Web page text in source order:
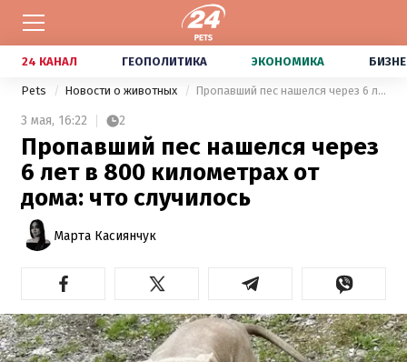
24 КАНАЛ ГЕОПОЛИТИКА ЭКОНОМИКА
Pets Новости о животных Пропавший пес нашелся через 6 лет в 800 километрах от дома: что случилось
3 мая, 16:22 2
Пропавший пес нашелся через
6 лет в 800 километрах от
дома: что случилось
Марта Касиянчук